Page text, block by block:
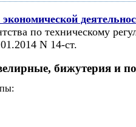
по техническому
N 14-ст.
бижутерия и